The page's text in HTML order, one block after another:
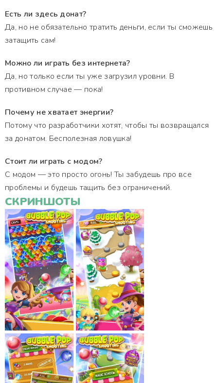
Есть ли здесь донат?
Да, но не обязательно тратить деньги, если ты сможешь
затащить сам!
Можно ли играть без интернета?
Да, но только если ты уже загрузил уровни. В
противном случае — пока!
Почему не хватает энергии?
Потому что разработчики хотят, чтобы ты возвращался
за донатом. Бесполезная ловушка!
Стоит ли играть с модом?
С модом — это просто огонь! Ты забудешь про все
проблемы и будешь тащить без ограничений.
СКРИНШОТЫ